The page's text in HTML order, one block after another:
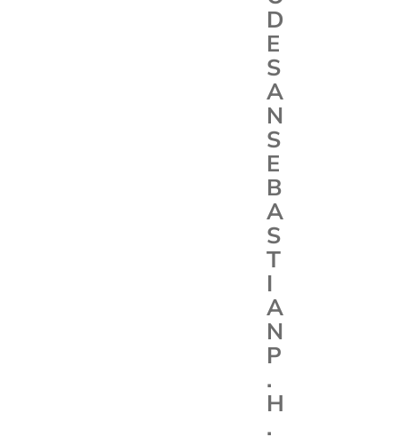
D
E
S
A
N
S
E
B
A
S
T
I
A
N
P
.
H
.